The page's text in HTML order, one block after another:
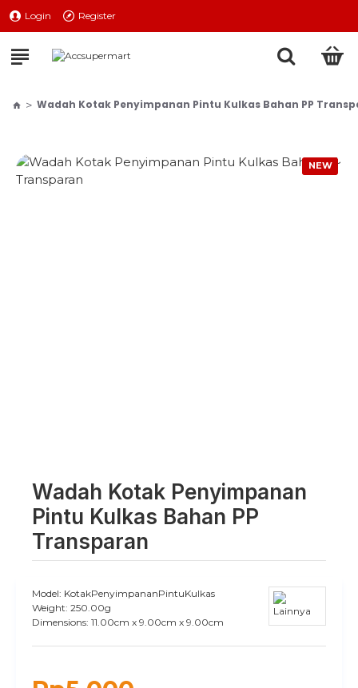
Login Register
Wadah Kotak Penyimpanan Pintu Kulkas Bahan PP
NEW
Wadah Kotak Penyimpanan
Pintu Kulkas Bahan PP
Transparan
Model: KotakPenyimpananPintuKulkas
Weight: 250.00g
Dimensions: 11.00cm x 9.00cm x 9.00cm